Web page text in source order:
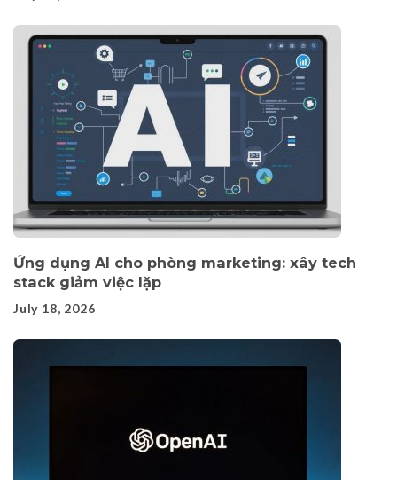
Ứng dụng AI cho phòng marketing: xây tech
stack giảm việc lặp
July 18, 2026